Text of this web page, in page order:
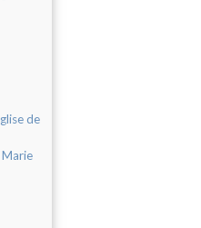
de
Marie